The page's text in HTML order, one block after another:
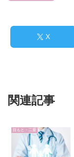
X
関連記事
目もと・二重